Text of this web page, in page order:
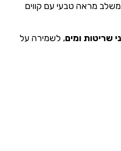
מראה טבעי עם קווים
, לשמירה על